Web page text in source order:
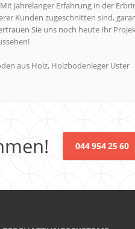
jahrelanger Erfahrung in der
Kunden zugeschnitten sind,
Sie uns noch heute Ihr
aus Holz, Holzbodenleger Uster
044 954 25 60